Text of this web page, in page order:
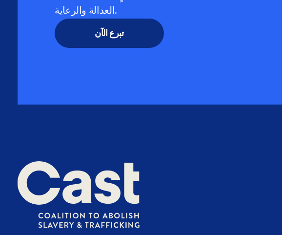
العدالة والرعاية.
تبرع الآن